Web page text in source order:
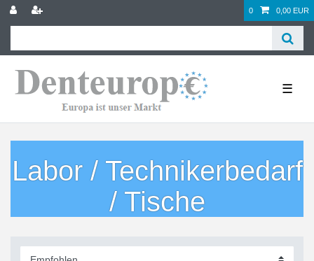
0 0,00 EUR
☰
Labor / Technikerbedarf
/ Tische